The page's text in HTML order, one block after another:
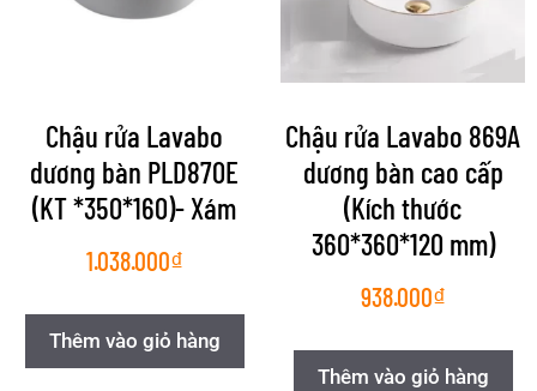
Chậu rửa Lavabo
dương bàn PLD870E
(KT *350*160)- Xám
1.038.000₫
Thêm vào giỏ hàng
Chậu rửa Lavabo 869A
dương bàn cao cấp
(Kích thước
360*360*120 mm)
938.000₫
Thêm vào giỏ hàng